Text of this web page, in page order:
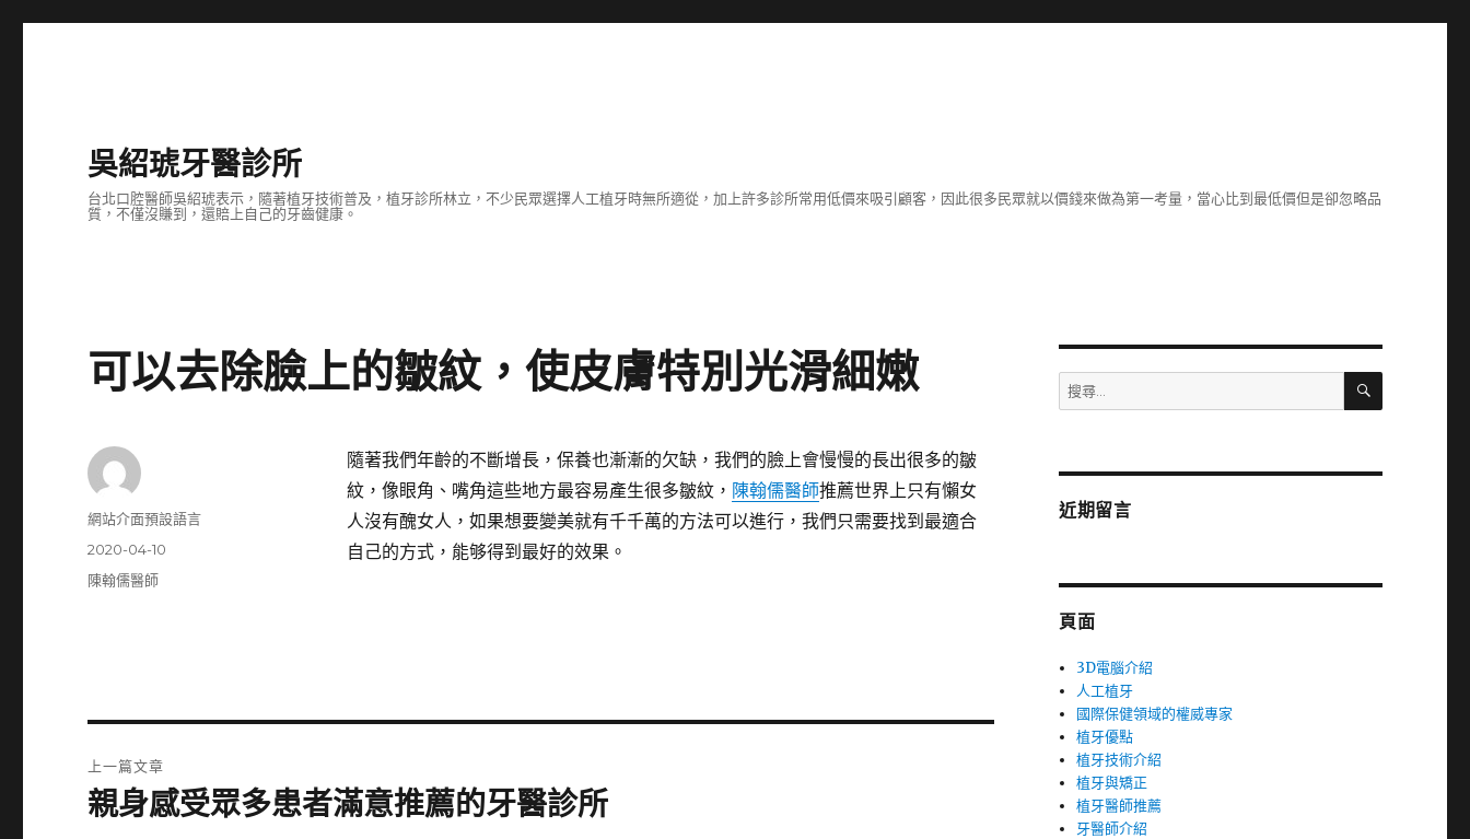
吳紹琥牙醫診所
台北口腔醫師吳紹琥表示，隨著植牙技術普及，植牙診所林立，不少民眾選擇人工植牙時無所適從，加上許多診所常用低價來吸引顧客，因此很多民眾就以價錢來做為第一考量，當心比到最低價但是卻忽略品
質，不僅沒賺到，還賠上自己的牙齒健康。
可以去除臉上的皺紋，使皮膚特別光滑細嫩
隨著我們年齡的不斷增長，保養也漸漸的欠缺，我們的臉上會慢慢的長出很多的皺
紋，像眼角、嘴角這些地方最容易產生很多皺紋， 陳翰儒醫師推薦世界上只有懶女
人沒有醜女人，如果想要變美就有千千萬的方法可以進行，我們只需要找到最適合
自己的方式，能够得到最好的效果。
作
網站介面預設語言
發
佈
2020-04-10
分
陳翰儒醫師
章
上一篇文章
上
親身感受眾多患者滿意推薦的牙醫診所
搜
尋
字:
搜
近期留言
頁面
3D電腦介紹
人工植牙
國際保健領域的權威專家
植牙優點
植牙技術介紹
植牙與矯正
植牙醫師推薦
牙醫師介紹